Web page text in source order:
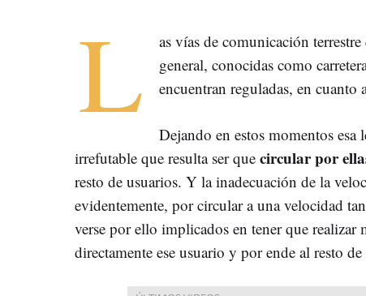
L
as vías de comunicación
general, conocidas como
encuentran reguladas, en cuanto
Dejando en estos momentos esa
irrefutable que resulta ser que circular por
resto de usuarios. Y la inadecuación de la
evidentemente, por circular a una velocidad
verse por ello implicados en tener que
directamente ese usuario y por ende al resto